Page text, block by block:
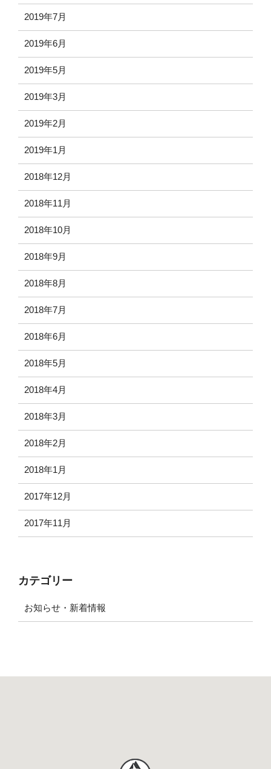
2019年7月
2019年6月
2019年5月
2019年3月
2019年2月
2019年1月
2018年12月
2018年11月
2018年10月
2018年9月
2018年8月
2018年7月
2018年6月
2018年5月
2018年4月
2018年3月
2018年2月
2018年1月
2017年12月
2017年11月
カテゴリー
お知らせ・新着情報